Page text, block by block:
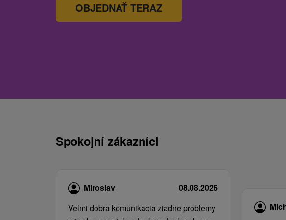
OBJEDNAŤ TERAZ
Spokojní zákazníci
Miroslav
08.08.2026
Velmi dobra komunikacia ziadne problemy